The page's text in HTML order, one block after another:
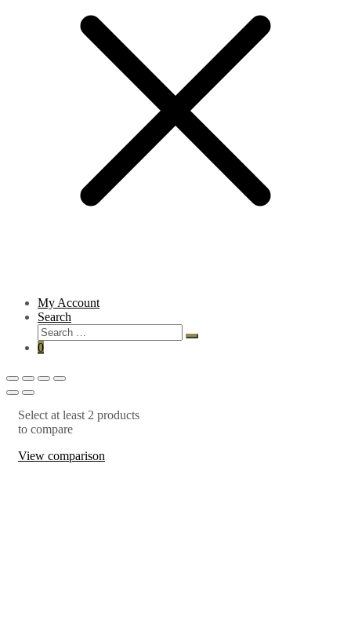
My Account
Search
0
Select at least 2 products
to compare
View comparison